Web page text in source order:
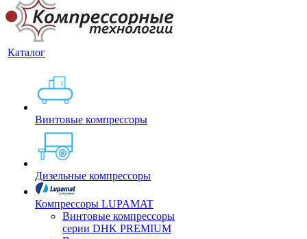
Каталог
Винтовые компрессоры
Дизельные компрессоры
Компрессоры LUPAMAT
Винтовые компрессоры
серии DHK PREMIUM